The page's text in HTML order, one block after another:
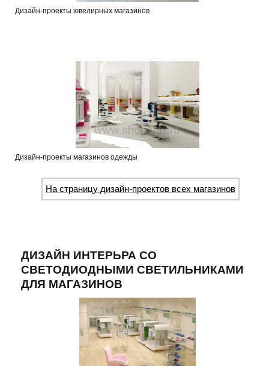
Дизайн-проекты ювелирных магазинов
Дизайн-проекты магазинов одежды
На страницу дизайн-проектов всех магазинов
ДИЗАЙН ИНТЕРЬРА СО
СВЕТОДИОДНЫМИ СВЕТИЛЬНИКАМИ
ДЛЯ МАГАЗИНОВ